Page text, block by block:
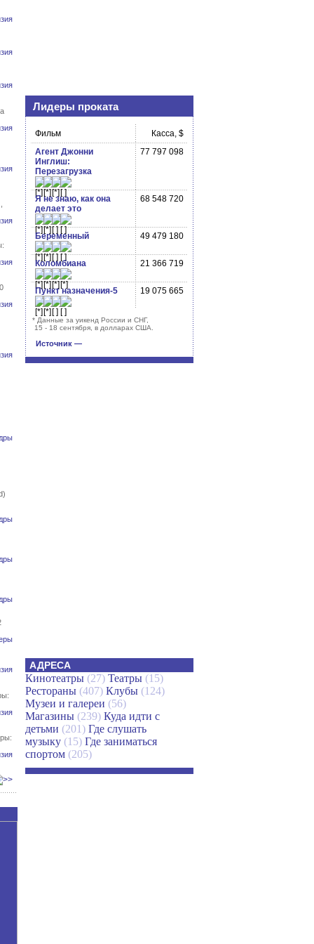
Лидеры проката
Фильм
Касса, $
Агент Джонни
Инглиш:
Перезагрузка
77 797 098
Я не знаю, как она
делает это
68 548 720
Беременный 49 479 180
Коломбиана 21 366 719
Пункт назначения-5 19 075 665
*Данные за уикенд России и СНГ,
15 - 18 сентября, в долларах США.
Источник —
АДРЕСА
Кинотеатры(27) Театры(15)
Рестораны(407) Клубы(124)
Музеи и галереи (56)
Магазины(239) Куда идти с
детьми (201) Где слушать
музыку(15) Где заниматься
спортом(205)